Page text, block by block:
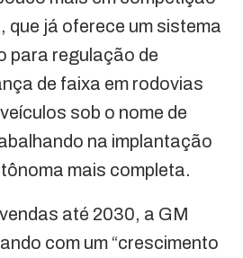
que já oferece um sistema
para regulação de
de faixa em rodovias
sob o nome de
na implantação
mais completa.
até 2030, a GM
com um “crescimento